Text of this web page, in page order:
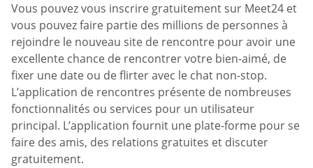
Vous pouvez vous inscrire gratuitement sur Meet24 et
vous pouvez faire partie des millions de personnes à
rejoindre le nouveau site de rencontre pour avoir une
excellente chance de rencontrer votre bien-aimé, de
fixer une date ou de flirter avec le chat non-stop.
L’application de rencontres présente de nombreuses
fonctionnalités ou services pour un utilisateur
principal. L’application fournit une plate-forme pour se
faire des amis, des relations gratuites et discuter
gratuitement.